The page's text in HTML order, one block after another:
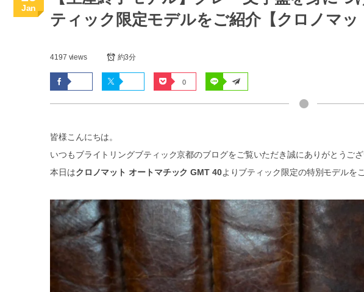
Jan
ティック限定モデルをご紹介【クロノマッ
4197 views 約3分
0
皆様こんにちは。
いつもブライトリングブティック京都のブログをご覧いただき誠にありがとうござ
本日はクロノマット オートマチック GMT 40よりブティック限定の特別モデルを